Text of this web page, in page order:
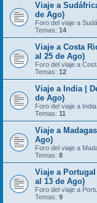
Viaje a
de Ago)
Foro del viaje a
Temas: 14
Viaje a Costa
al 25 de Ago)
Foro del viaje a
Temas: 12
Viaje a India |
de Ago)
Foro del viaje a
Temas: 11
Viaje a
Ago)
Foro del viaje a
Temas: 8
Viaje a
al 13 de Ago)
Foro del viaje a
Temas: 9